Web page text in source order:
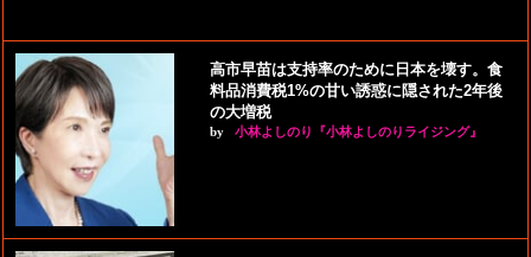
高市早苗は支持率のために日本を壊す。食
料品消費税1%の甘い誘惑に隠された2年後
の大増税
by 小林よしのり『小林よしのりライジング』